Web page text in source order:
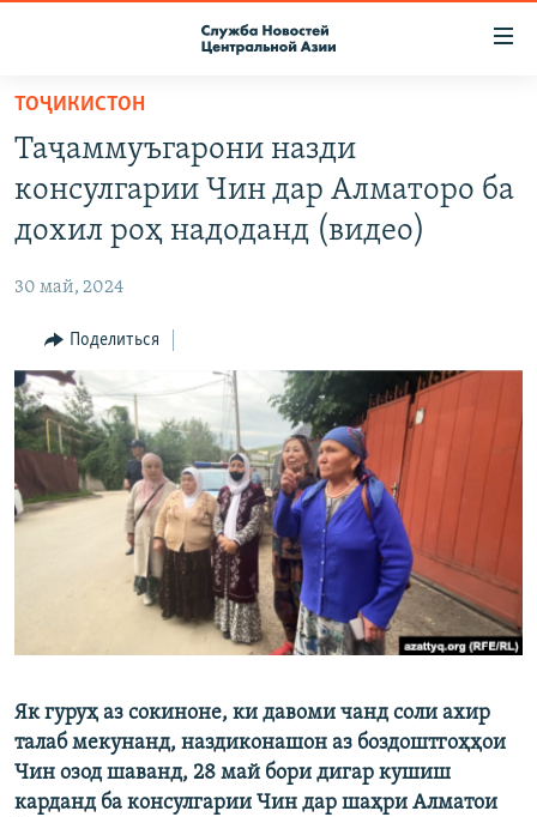
Вернуться
основному
содержанию
Вернутся
главной
Вернутся
поиску
ПОДПИСКА
КОНТАКТЫ
НАСТОЯЩЕЕ ВРЕМЯ
МИГРАНТ МЕДИА
ТОҶИКИСТОН
Таҷаммуъгарони назди
консулгарии Чин дар Алматоро ба
дохил роҳ надоданд (видео)
30 май, 2024
Поделиться
Як гуруҳ аз сокиноне, ки давоми чанд соли ахир
талаб мекунанд, наздиконашон аз боздоштгоҳҳои
Чин озод шаванд, 28 май бори дигар кушиш
карданд ба консулгарии Чин дар шаҳри Алматои